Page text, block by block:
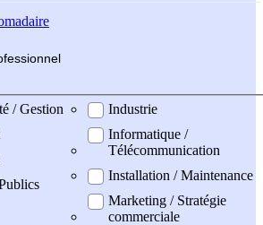
fessionnel
/ Gestion
Industrie
Informatique /
Télécommunication
Installation / Maintenance
Marketing / Stratégie
commerciale